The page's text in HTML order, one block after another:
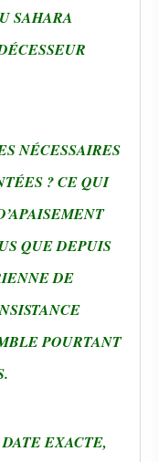
SAHARA
NÉCESSAIRES
? CE QUI
QUE DEPUIS
DE
POURTANT
EXACTE,